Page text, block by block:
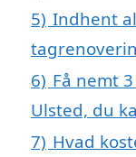
5) Indhent
6) Få nemt
Ulsted, du
7) Hvad